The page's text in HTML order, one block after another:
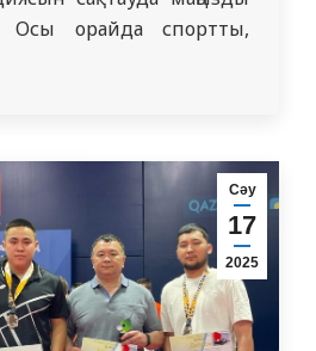
Осы орайда спортты,
арасында насихаттау —
алдын алу құралы болып
жылдың 24–25 сәуір
Көкпекті ауданы,
Сәу
17
2025